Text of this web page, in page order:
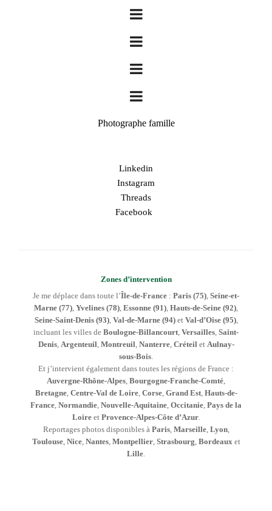
Photographe famille
Linkedin
Instagram
Threads
Facebook
Zones d’intervention
Je me déplace dans toute l’Île-de-France : Paris (75) Seine-et-
Marne (77) Yvelines (78) Essonne (91) Hauts-de-Seine (92)
Seine-Saint-Denis (93), Val-de-Marne (94)et Val-d’Oise (95),
incluant les villes de Boulogne-Billancourt Versailles Saint-
Denis, Argenteuil Montreuil Nanterre, Créteil et Aulnay-
sous-Bois
Et j’intervient également dans toutes les régions de France :
Auvergne-Rhône-Alpes Bourgogne-Franche-Comté
Bretagne, Centre-Val de Loire, Corse, Grand Est, Hauts-de-
France Normandie Nouvelle-Aquitaine Occitanie Pays de la
Loireet Provence-Alpes-Côte d’Azur.
Reportages photos disponibles à Paris, Marseille, Lyon,
Toulouse, Nice, Nantes, Montpellier, Strasbourg Bordeaux et
Lille